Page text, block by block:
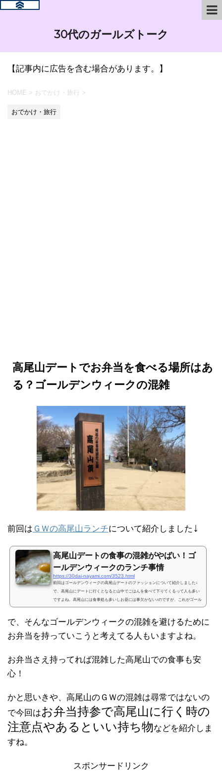
30代のガールズトーク
【記事内に広告を含む場合があります。】
HOME > おでかけ・旅行 >
おでかけ・旅行
高尾山デートでお弁当を食べる場所はあ
る？ゴールデンウィークの混雑
前回は ＧＷの高尾山ランチについて紹介しました ↓
高尾山デートの食事の混雑がやばい！ゴ
ールデンウィークのランチ事情
https://30dai-nayami.com/3523.html
前回はゴールデンウィークの高尾山デートのファッションについて紹介しました↓
で、高尾山にデートに行くとなると山中でごはんを食べて下りてくるって人も多い
ですよね。高尾山には食事処も多いしお昼には事欠かない♪のですが、これがゴール
デンウィークとなるとちょっと事情が変ってきます・・・そこで今回は高尾山のお
すすめは？高尾山は５９９ｍと低く登りやすい山で、東京都心からも１時間ほどで
行ける人気の山登りスポット♪最近ではミシュランガイド...
で、そんなゴールデンウィークの混雑を避けるために
お弁当を持っていこうと考えてる人もいますよね。
お弁当さえ持ってれば混雑した高尾山での食事も安
心！
かと思いきや、高尾山のＧＷの混雑は尋常ではないの
で今回はお弁当持参で高尾山に行く時の
注意点やあるといい持ち物などを紹介しま
すね。
スポンサードリンク